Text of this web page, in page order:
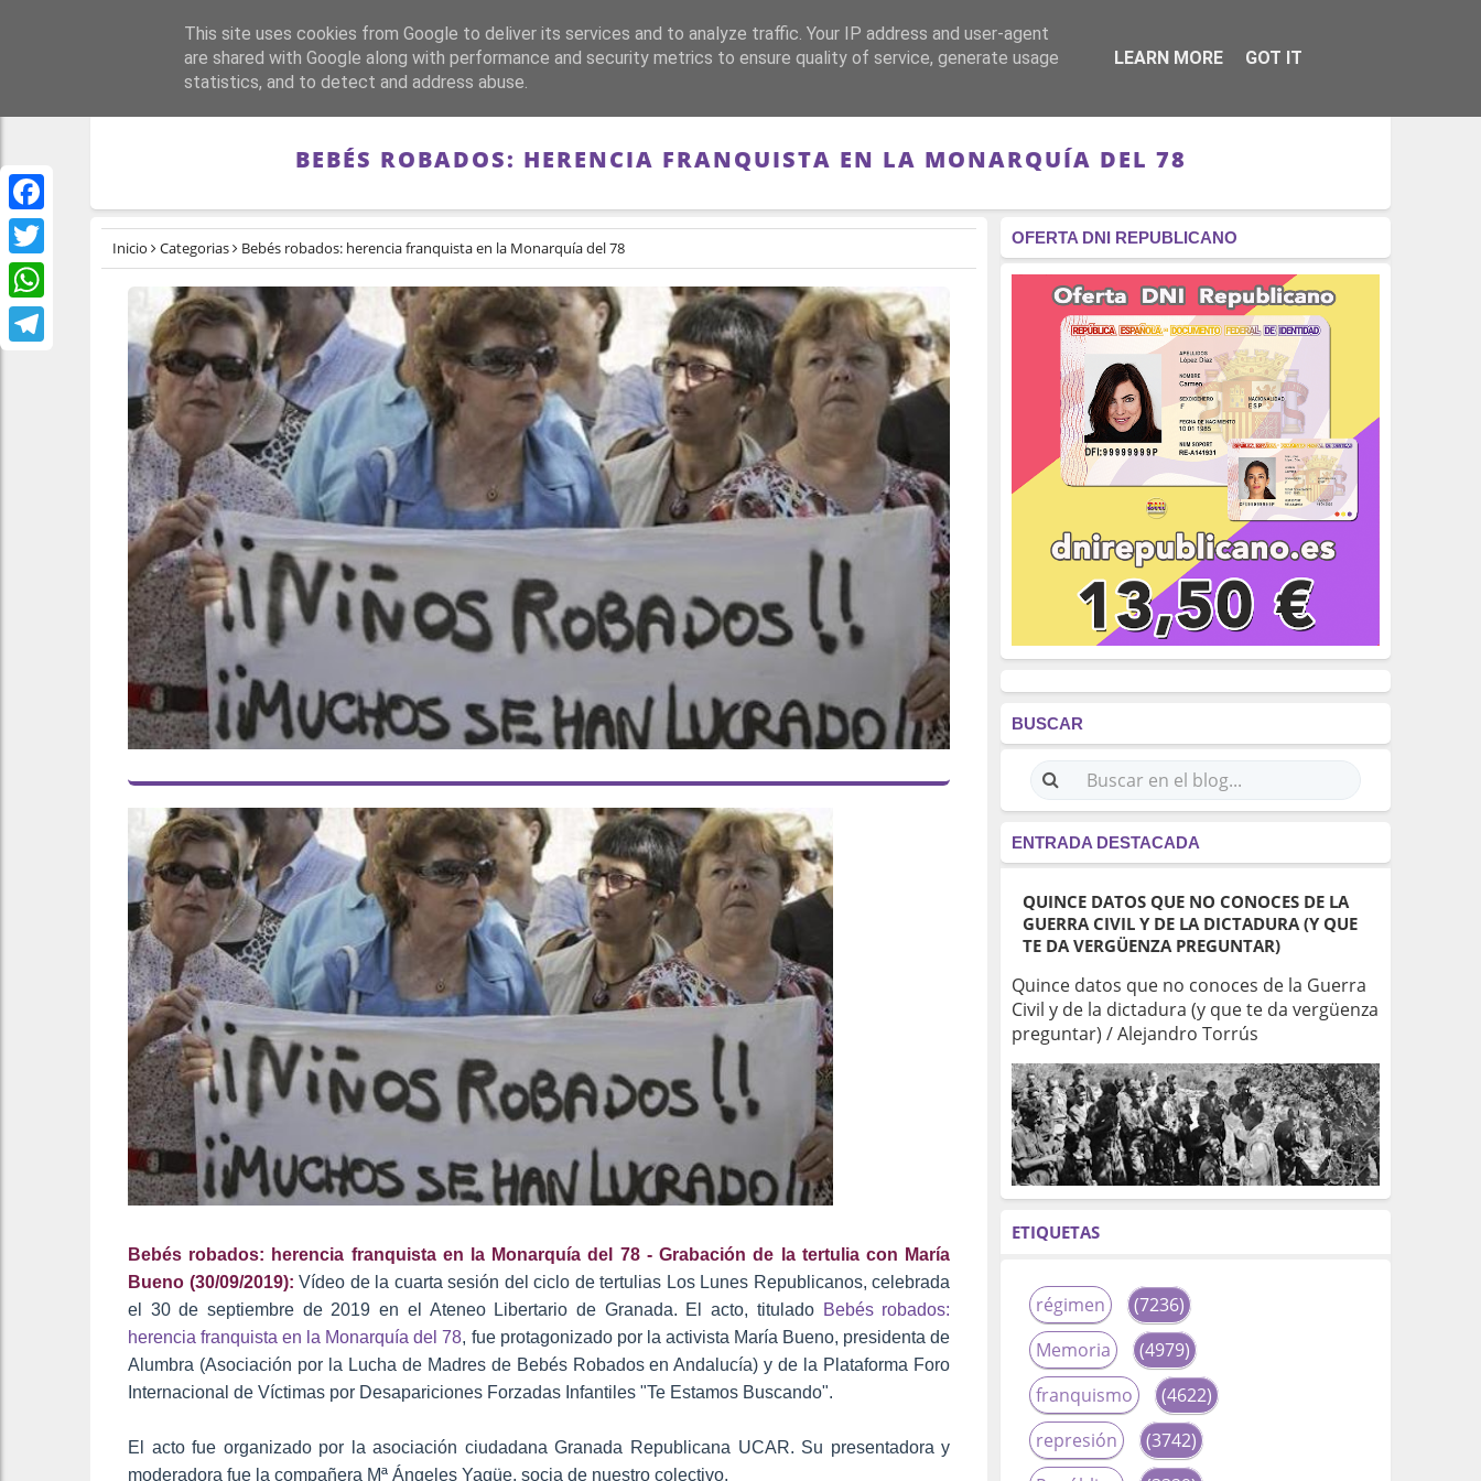
Facebook
Twitter
WhatsApp
PORTADA REPÚBLICA FRANQUISMO GUERRA DE ESPAÑA MEMORIA RÉGIMEN - MONARQUÍA
BEBÉS ROBADOS: HERENCIA FRANQUISTA EN LA MONARQUÍA DEL 78
Inicio Categorias Bebés robados: herencia franquista en la Monarquía del 78
Bebés robados: herencia franquista en la Monarquía del 78 - Grabación de la tertulia con María
Bueno (30/09/2019): Vídeo de la cuarta sesión del ciclo de tertulias Los Lunes Republicanos, celebrada
el 30 de septiembre de 2019 en el Ateneo Libertario de Granada. El acto, titulado
Bebés robados:
herencia franquista en la Monarquía del 78, fue protagonizado por la activista María Bueno, presidenta de
Alumbra (Asociación por la Lucha de Madres de Bebés Robados en Andalucía) y de la Plataforma Foro
Internacional de Víctimas por Desapariciones Forzadas Infantiles "Te Estamos Buscando".
El acto fue organizado por la asociación ciudadana Granada Republicana UCAR. Su presentadora y
moderadora fue la compañera Mª Ángeles Yagüe, socia de nuestro colectivo.
OFERTA DNI REPUBLICANO
BUSCAR
ENTRADA DESTACADA
QUINCE DATOS QUE NO CONOCES DE LA
GUERRA CIVIL Y DE LA DICTADURA (Y QUE
TE DA VERGÜENZA PREGUNTAR)
Quince datos que no conoces de la Guerra
Civil y de la dictadura (y que te da vergüenza
preguntar) / Alejandro Torrús
ETIQUETAS
régimen
(7236)
Memoria
(4979)
franquismo
(4622)
represión
(3742)
This site uses cookies from Google to deliver its services and to analyze traffic. Your IP address and user-agent
are shared with Google along with performance and security metrics to ensure quality of service, generate usage
statistics, and to detect and address abuse.
LEARN MORE GOT IT